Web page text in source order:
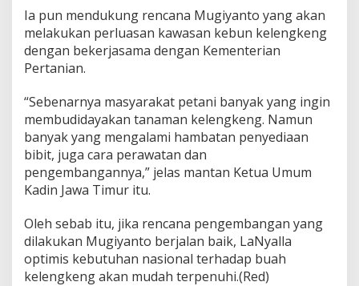
r
a
h
n
Ia pun mendukung rencana Mugiyanto yang akan
melakukan perluasan kawasan kebun kelengkeng
dengan bekerjasama dengan Kementerian
Pertanian.
“Sebenarnya masyarakat petani banyak yang ingin
membudidayakan tanaman kelengkeng. Namun
banyak yang mengalami hambatan penyediaan
bibit, juga cara perawatan dan
pengembangannya,” jelas mantan Ketua Umum
Kadin Jawa Timur itu.
Oleh sebab itu, jika rencana pengembangan yang
dilakukan Mugiyanto berjalan baik, LaNyalla
optimis kebutuhan nasional terhadap buah
kelengkeng akan mudah terpenuhi.(Red)